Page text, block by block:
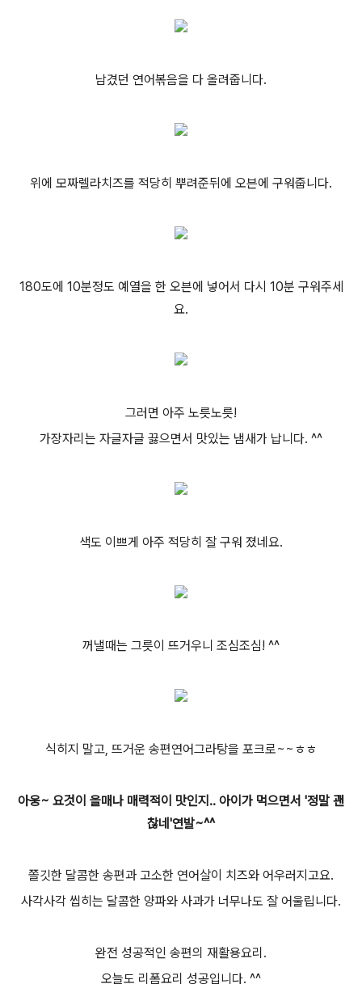
남겼던 연어볶음을 다 올려줍니다.
위에 모짜렐라치즈를 적당히 뿌려준뒤에 오븐에 구워줍니다.
180도에 10분정도 예열을 한 오븐에 넣어서 다시 10분 구워주세
요.
그러면 아주 노릇노릇!
가장자리는 자글자글 끓으면서 맛있는 냄새가 납니다. ^^
색도 이쁘게 아주 적당히 잘 구워 졌네요.
꺼낼때는 그릇이 뜨거우니 조심조심! ^^
식히지 말고, 뜨거운 송편연어그라탕을 포크로~~ㅎㅎ
아웅~ 요것이 을매나 매력적이 맛인지.. 아이가 먹으면서 '정말 괜
찮네'연발~^^
쫄깃한 달콤한 송편과 고소한 연어살이 치즈와 어우러지고요.
사각사각 씹히는 달콤한 양파와 사과가 너무나도 잘 어울립니다.
완전 성공적인 송편의 재활용요리.
오늘도 리폼요리 성공입니다. ^^